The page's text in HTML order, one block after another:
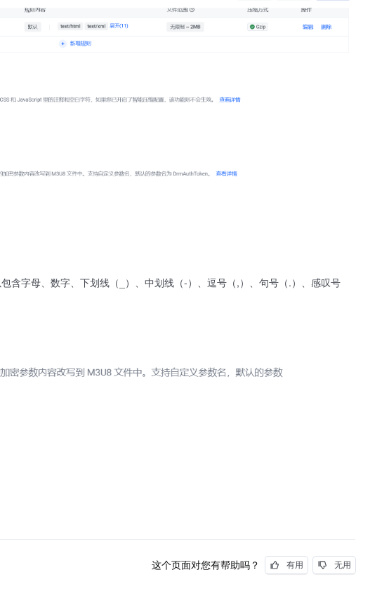
含字母、数字、下划线（_）、中划线（-）、逗号（,）、句号（.）、感叹号
这个页面对您有帮助吗？ 有用 无用